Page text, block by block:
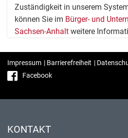
Zuständigkeit in unserem
können Sie im Bürger- und
Sachsen-Anhalt weitere
Impressum | Barrierefreiheit |
Facebook
KONTAKT